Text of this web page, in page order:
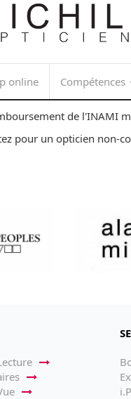
online Compétences
de l'INAMI
pour un opticien non-